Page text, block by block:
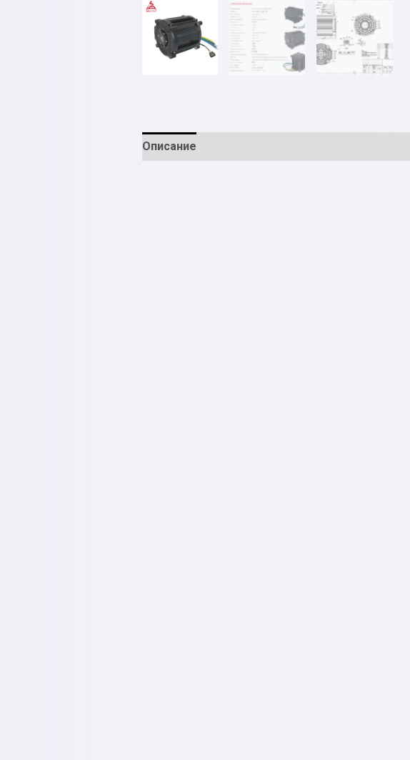
Описание